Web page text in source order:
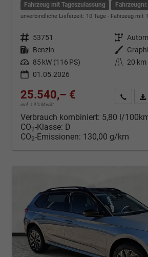
Fahrzeug mit Tageszulassung
unverbindliche Lieferzeit: 10 Tage Fahrzeug mit
Fahrzeugnr. 53751 Getriebe
Kraftstoff Benzin Außenfarbe
Leistung 85 kW (116 PS) Kilometerstand
20 km
01.05.2026
25.540,– €
incl. 19% MwSt.
Verbrauch kombiniert: 5,80 l/
CO2-Klasse: D
CO2-Emissionen: 130,00 g/km